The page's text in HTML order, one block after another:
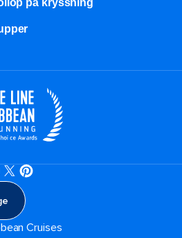
på kryssning
Cruises